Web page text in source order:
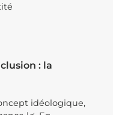
: la
idéologique,